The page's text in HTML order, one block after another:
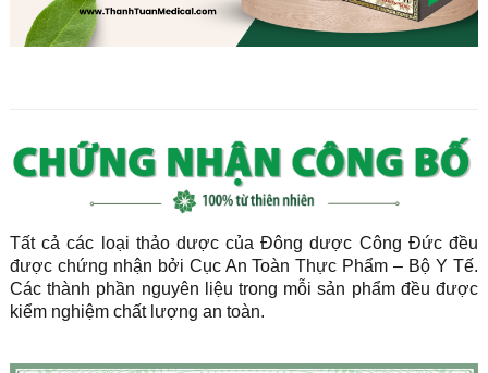
Tất cả các loại thảo dược của Đông dược Công Đức đều
được chứng nhận bởi Cục An Toàn Thực Phẩm – Bộ Y Tế.
Các thành phần nguyên liệu trong mỗi sản phẩm đều được
kiểm nghiệm chất lượng an toàn.